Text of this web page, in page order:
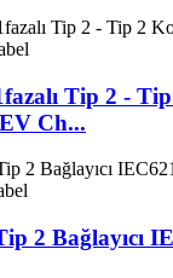
Tip 2 -
Ch...
2 Bağlayıcı